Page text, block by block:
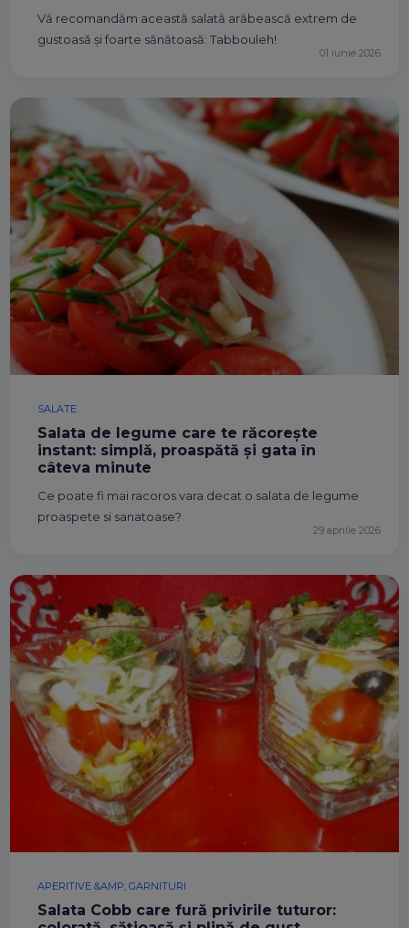
Vă recomandăm această salată arăbească extrem de
gustoasă și foarte sănătoasă: Tabbouleh!
01 iunie 2026
SALATE
Salata de legume care te răcorește
instant: simplă, proaspătă și gata în
câteva minute
Ce poate fi mai racoros vara decat o salata de legume
proaspete si sanatoase?
29 aprilie 2026
APERITIVE &AMP; GARNITURI
Salata Cobb care fură privirile tuturor: